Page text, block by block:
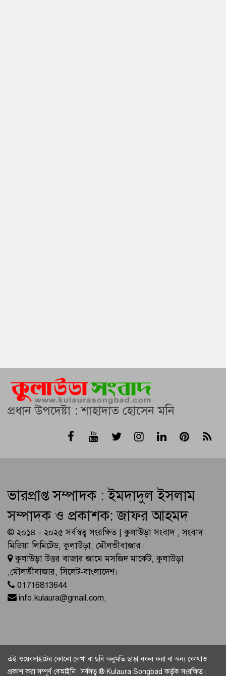
প্রধান উপদেষ্টা : শাহাদাত হোসেন মনি
ভারপ্রাপ্ত সম্পাদক : ইমদাদুল ইসলাম
সম্পাদক ও প্রকাশক: জাফর আহমদ
© ২০১৪ - ২০২৫ সর্বস্বত্ব সংরক্ষিত | কুলাউড়া সংবাদ , সংবাদ
মিডিয়া লিমিটেড, কুলাউড়া, মৌলভীবাজার।
কুলাউড়া উত্তর বাজার জামে মসজিদ মার্কেট, কুলাউড়া
,মৌলভীবাজার, সিলেট-বাংলাদেশ।
01716813644
info.kulaura@gmail.com,
এই ওয়েবসাইটের কোনো লেখা বা ছবি অনুমতি ছাড়া নকল করা বা অন্য কোথাও
প্রকাশ করা সম্পূর্ণ বেআইনি। সর্বসত্ব ® Kulaura Songbad কর্তৃক সংরক্ষিত।